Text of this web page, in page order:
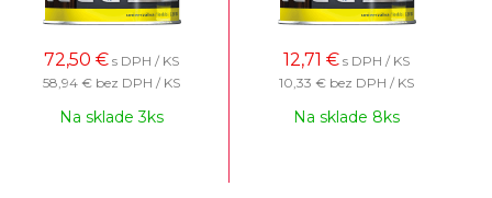
72,50 € s DPH / KS
58,94 € bez DPH / KS
Na sklade 3ks
12,71 € s DPH / KS
10,33 € bez DPH / KS
Na sklade 8ks